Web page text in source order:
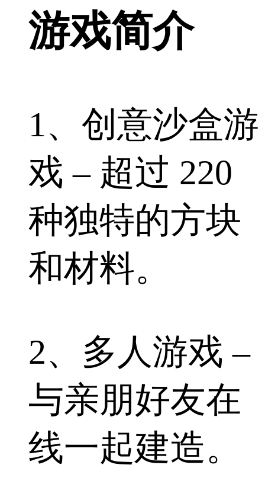
游戏简介
1、创意沙盒游
戏 – 超过 220
种独特的方块
和材料。
2、多人游戏 –
与亲朋好友在
线一起建造。